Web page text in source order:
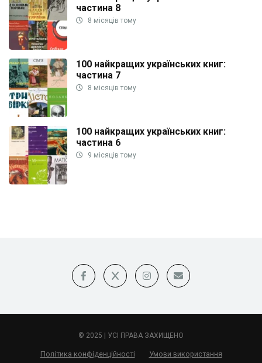
частина 8
8 місяців тому
100 найкращих українських книг:
частина 7
8 місяців тому
100 найкращих українських книг:
частина 6
9 місяців тому
© 2025 | УСІ ПРАВА ЗАХИЩЕНО
Політика конфіденційності Умови використання